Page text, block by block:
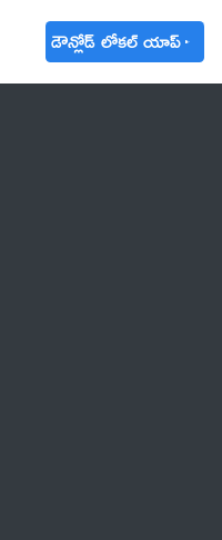
డౌన్లోడ్ లోకల్ యాప్